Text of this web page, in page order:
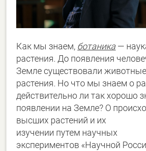
Как мы знаем, ботаника —
растения. До появления
Земле существовали
растения. Но что мы знаем о
действительно ли так хорошо
появлении на Земле? О
высших растений и их
изучении путем научных
экспериментов «Научной